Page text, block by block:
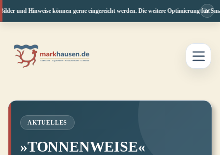
und Hinweise können gerne eingereicht werden. Die weitere Optimierung für×
springen
AKTUELLES
»TONNENWEISE«